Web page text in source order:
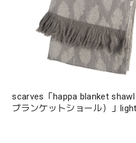
scarves「happa blanket
ブランケットショール）」